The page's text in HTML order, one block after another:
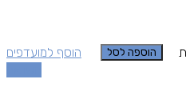
הוספה לסל
הוסף למועדפים